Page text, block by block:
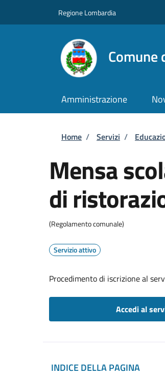
Regione Lombardia
Comune
Amministrazione
Briciole di
Home / Servizi /
Mensa
di
(Regolamento comunale)
Servizio attivo
Procedimento di iscrizione al
Accedi al
INDICE DELLA PAGINA